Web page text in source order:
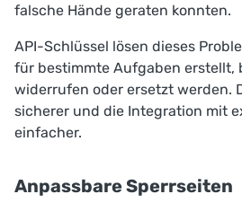
falsche Hände geraten konnten.
API-Schlüssel lösen dieses
für bestimmte Aufgaben erstellt,
widerrufen oder ersetzt werden.
sicherer und die Integration mit
einfacher.
Anpassbare Sperrseiten